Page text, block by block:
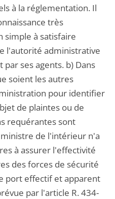
à la réglementation. Il
très
simple à satisfaire
l'autorité administrative
ses agents. b) Dans
soient les autres
pour identifier
de plaintes ou de
requérantes sont
de l'intérieur n'a
à assurer l'effectivité
des forces de sécurité
port effectif et apparent
par l'article R. 434-